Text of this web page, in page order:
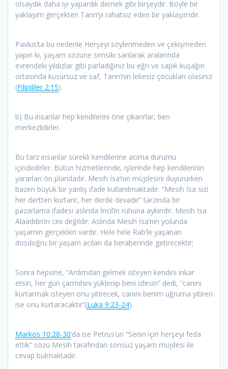
olsaydık daha iyi yapardık demek gibi birşeydir. Böyle bir
yaklaşım gerçekten Tanrı’yı rahatsız eden bir yaklaşımdır.
Pavlus’ta bu nedenle Herşeyi söylenmeden ve çekişmeden
yapın ki, yaşam sözüne sımsıkı sarılarak aralarında
evrendeki yıldızlar gibi parladığınız bu eğri ve sapık kuşağın
ortasında kusursuz ve saf, Tanrı’nın lekesiz çocukları olasınız
(Filipililer 2:15).
b) Bu insanlar hep kendilerini öne çıkarırlar, ben
merkezlidirler.
Bu tarz insanlar sürekli kendilerine acıma durumu
içindedirler. Bütün hizmetlerinde, işlerinde hep kendilerinin
yararları ön plandadır. Mesih İsa’nın müjdesini duyururken
bazen büyük bir yanlış ifade kullanılmaktadır. “Mesih İsa sizi
her dertten kurtarır, her derde devadır” tarzında bir
pazarlama ifadesi aslında İncil’in ruhuna aykırıdır. Mesih İsa
Alaaddin’in cini değildir. Aslında Mesih İsa’nın yolunda
yaşamın gerçekleri vardır. Hele hele Rab’le yaşanan
dosdoğru bir yaşam acıları da beraberinde getirecektir;
Sonra hepsine, “Ardımdan gelmek isteyen kendini inkar
etsin, her gün çarmıhını yüklenip beni izlesin” dedi, “canını
kurtarmak isteyen onu yitirecek, canını benim uğruma yitiren
ise onu kurtaracaktır”(Luka 9:23-24).
Markos 10:28-30’da ise Petrus’un “Senin için herşeyi feda
ettik” sözü Mesih tarafından sonsuz yaşam müjdesi ile
cevap bulmaktadır.